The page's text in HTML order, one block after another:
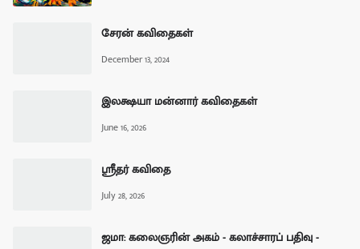
சேரன் கவிதைகள்
December 13, 2024
இலக்ஷயா மன்னார் கவிதைகள்
June 16, 2026
ஸ்ரீதர் கவிதை
July 28, 2026
ஜமா: கலைஞரின் அகம் - கலாச்சாரப் பதிவு -